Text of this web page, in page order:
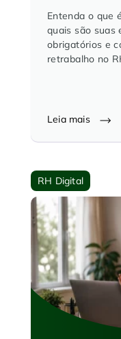
Entenda o que
quais são suas
obrigatórios e
retrabalho no
Leia mais
RH Digital